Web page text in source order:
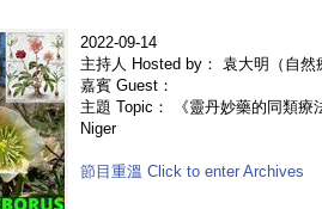
2022-09-14
主持人 Hosted by： 袁大明（自然
嘉賓 Guest：
主題 Topic： 《靈丹妙藥的同類
Niger
節目重溫 Click to enter Archives